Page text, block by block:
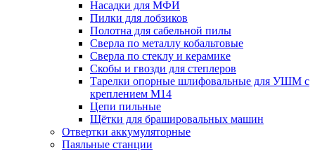
Насадки для МФИ
Пилки для лобзиков
Полотна для сабельной пилы
Сверла по металлу кобальтовые
Сверла по стеклу и керамике
Скобы и гвозди для степлеров
Тарелки опорные шлифовальные для УШМ с
креплением М14
Цепи пильные
Щётки для брашировальных машин
Отвертки аккумуляторные
Паяльные станции